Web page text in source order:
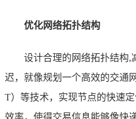
优化网络拓扑结构
设计合理的网络拓扑结构,
迟，就像规划一个高效的交通
T）等技术，实现节点的快速
效率，使得交易信息能够像快